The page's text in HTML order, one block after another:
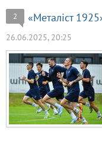
2 «Металіст
26.06.2025, 20:25